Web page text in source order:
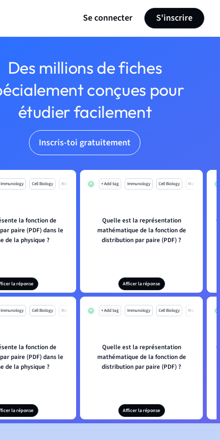
Se connecter S'inscrire
Des millions de fiches
conçues pour
étudier facilement
Inscris-toi gratuitement
Immunology Cell Biology Mo
la fonction de
paire (PDF) dans le
de la physique ?
la réponse
+ Add tag Immunology Cell Biology Mo
Quelle est la représentation
mathématique de la fonction de
distribution par paire (PDF) ?
Afficer la réponse
Immunology Cell Biology Mo
la fonction de
paire (PDF) dans le
de la physique ?
la réponse
+ Add tag Immunology Cell Biology Mo
Quelle est la représentation
mathématique de la fonction de
distribution par paire (PDF) ?
Afficer la réponse